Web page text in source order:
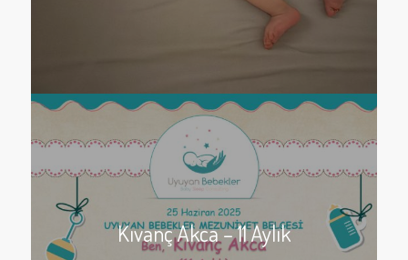
Kıvanç Akca – 11 Aylık